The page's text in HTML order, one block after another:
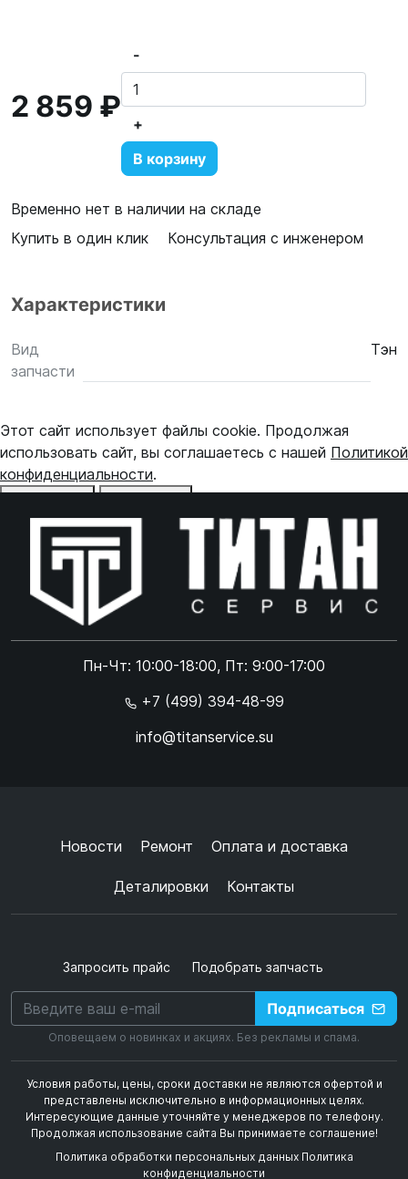
2 859 ₽
-
+
В корзину
Временно нет в наличии на складе
Купить в один клик
Консультация с инженером
Характеристики
Вид
запчасти
Тэн
Пн-Чт: 10:00-18:00, Пт: 9:00-17:00
+7 (499) 394-48-99
info@titanservice.su
Новости Ремонт Оплата и доставка
Деталировки Контакты
Запросить прайс Подобрать запчасть
Подписаться
Оповещаем о новинках и акциях. Без рекламы и спама.
Условия работы, цены, сроки доставки не являются офертой и
представлены исключительно в информационных целях.
Интересующие данные уточняйте у менеджеров по телефону.
Продолжая использование сайта Вы принимаете соглашение!
Политика обработки персональных данных Политика
конфиденциальности
Этот сайт использует файлы cookie. Продолжая
использовать сайт, вы соглашаетесь с нашей Политикой
конфиденциальности.
Online чат
Online чат